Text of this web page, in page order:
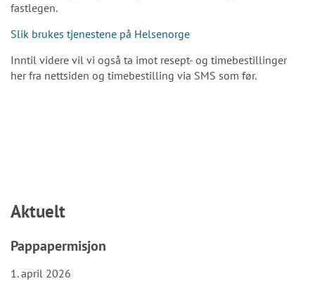
fastlegen.
Slik brukes tjenestene på Helsenorge
Inntil videre vil vi også ta imot resept- og timebestillinger
her fra nettsiden og timebestilling via SMS som før.
Aktuelt
Pappapermisjon
1. april 2026